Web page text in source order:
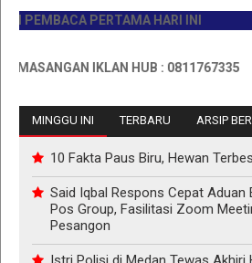
PERTAMA HARI INI
IKLAN HUB : 0811767335
MINGGU INI TERBARU ARSIP
10 Fakta Paus Biru, Hewan
Said Iqbal Respons Cepat Aduan
Pos Group, Fasilitasi Zoom
Pesangon